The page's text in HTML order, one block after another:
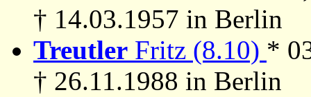
† 14.03.1957 in Berlin
Treutler Fritz (8.10) *
† 26.11.1988 in Berlin